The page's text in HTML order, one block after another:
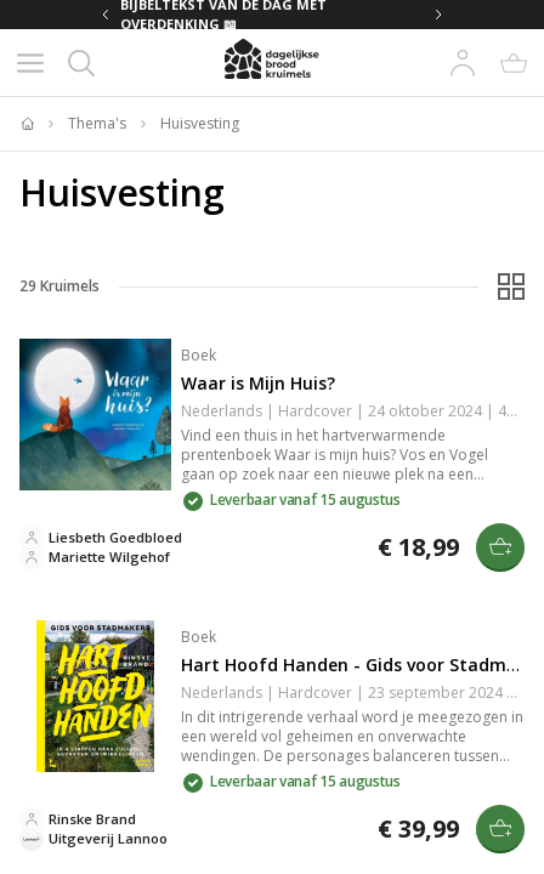
BIJBELTEKST VAN DE DAG MET
OVERDENKING 📖
Home
Thema's Huisvesting
Huisvesting
29 Kruimels
Boek
Waar is Mijn Huis?
Nederlands | Hardcover | 24 oktober 2024 | 40 pagina's | 9789026628061
Vind een thuis in het hartverwarmende
prentenboek Waar is mijn huis? Vos en Vogel
gaan op zoek naar een nieuwe plek na een
botsing met Beer. Een verhaal vol verlies,
verlangen, en de reis naar een welkom. De
magische illustraties en poëtische taal maken het
tot een must-read voor jong en oud. Perfect voor
Leverbaar vanaf 15 augustus
Mariette Wilgehof
Liesbeth Goedbloed € 18,99
Boek
Hart Hoofd Handen - Gids voor Stadmakers
Nederlands | Hardcover | 23 september 2024 | 260 pagina's | 9789401442978
In dit intrigerende verhaal word je meegezogen in
een wereld vol geheimen en onverwachte
wendingen. De personages balanceren tussen
liefde en verraad, terwijl ze hun eigen demonen
onder ogen moeten zien. Deze meeslepende
roman biedt een unieke mix van spanning en
emotie, perfect voor liefhebbers vanLiteraire
Leverbaar vanaf 15 augustus
Uitgeverij Lannoo
Rinske Brand € 39,99